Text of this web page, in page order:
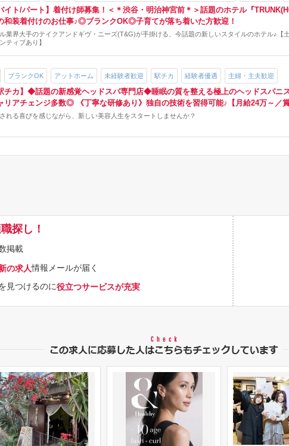
給イト/パート】着付け師募集！＜＊渋谷・明治神宮前＊＞話題のホテル『
和装着付けのお仕事♪◎ブランクOK◎子育てが落ち着いた方歓迎！
業界大手のテイクアンドギヴ・ニーズ(T&G)が手掛ける、今話題の新しいスタイルのホテル♪【
ティブあり】
ブランクOK アットホーム 未経験者歓迎 駅チカ 経験者優遇 主婦・主夫歓迎
チカ】◆話題の新感覚ヘッドスパ専門店◆睡眠の質を整える極上のヘッドスパニ
リアチェンジ多数◎ 《丁寧な研修あり》独自の技術を習得可能♪【月給24万～／賞
れる喜びを感じながら、新しい美容人生をスタートしませんか？
探し！
掲載
の求人情報メールが届く
見つけるのに役立つサービスが充実